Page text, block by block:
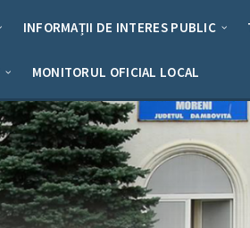
INFORMAȚII DE INTERES PUBLIC
MONITORUL OFICIAL LOCAL